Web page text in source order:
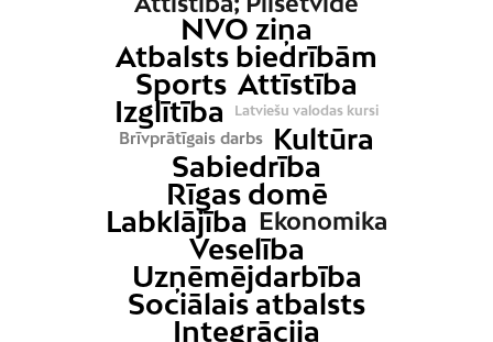
NVO ziņa
Atbalsts biedrībām
Sports Attīstība
Izglītība
Latviešu valodas kursi
Brīvprātīgais darbs
Kultūra
Sabiedrība
Rīgas domē
Labklājība Ekonomika
Veselība
Uzņēmējdarbība
Sociālais atbalsts
Integrācija